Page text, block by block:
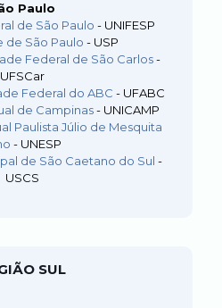
Paulo
de São Paulo - UNIFESP
de São Paulo - USP
Federal de São Carlos-
UFSCar
Federal do ABC - UFABC
de Campinas - UNICAMP
Paulista Júlio de Mesquita
- UNESP
de São Caetano do Sul -
USCS
SUL